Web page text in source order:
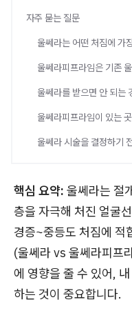
자주 묻는 질문
울쎄라는 어떤 처짐에 가
울쎄라피프라임은 기존
울쎄라를 받으면 안 되는
울쎄라피프라임이 있는
울쎄라 시술을 결정하기
핵심 요약: 울쎄라는 절
층을 자극해 처진 얼굴
경증~중등도 처짐에 적
(울쎄라 vs 울쎄라피프
에 영향을 줄 수 있어,
하는 것이 중요합니다.